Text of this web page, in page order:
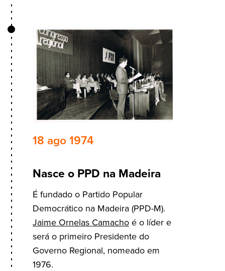
18 ago 1974
Nasce o PPD na Madeira
É fundado o Partido Popular
Democrático na Madeira (PPD-M).
Jaime Ornelas Camacho é o líder e
será o primeiro Presidente do
Governo Regional, nomeado em
1976.